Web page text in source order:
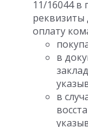
11/16044 в
оплату
в
в